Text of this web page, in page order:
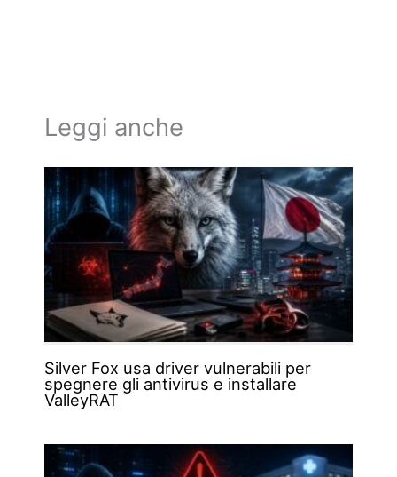
Leggi anche
Silver Fox usa driver vulnerabili per
spegnere gli antivirus e installare
ValleyRAT